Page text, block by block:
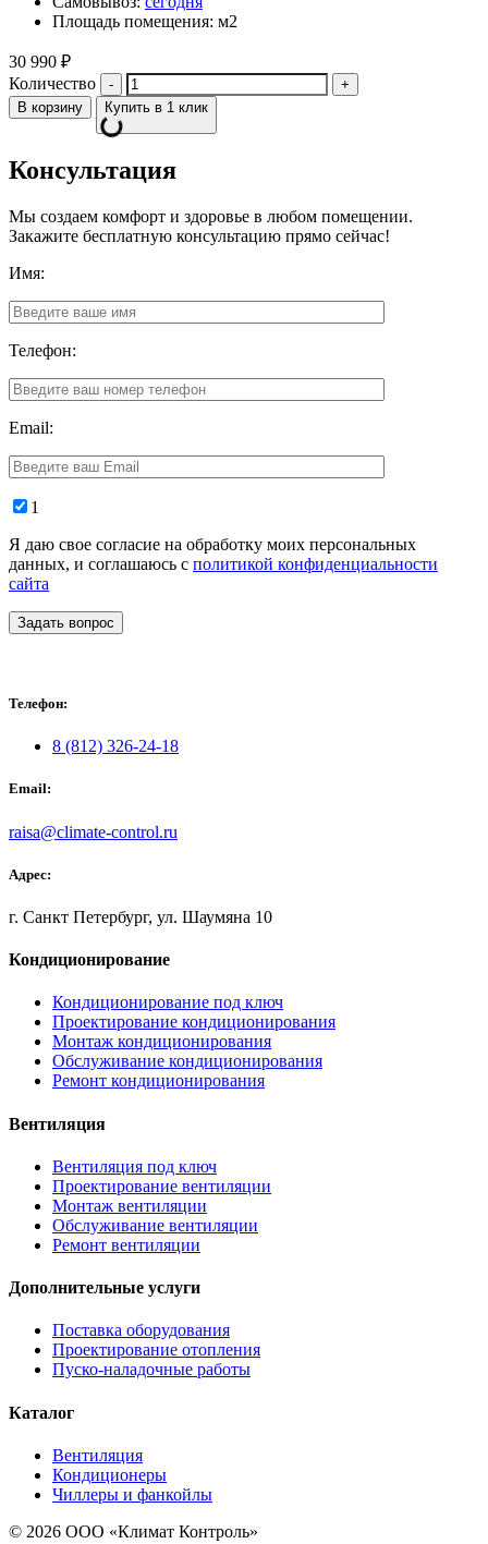
Площадь помещения: м2
30 990 ₽
Количество
В корзину Купить в 1 клик
Консультация
Мы создаем комфорт и здоровье в любом помещении.
Закажите бесплатную консультацию прямо сейчас!
Имя:
Телефон:
Email:
1
Я даю свое согласие на обработку моих персональных
данных, и соглашаюсь с политикой конфиденциальности
сайта
Задать вопрос
Телефон:
8 (812) 326-24-18
Email:
raisa@climate-control.ru
Адрес:
г. Санкт Петербург, ул. Шаумяна 10
Кондиционирование
Кондиционирование под ключ
Проектирование кондиционирования
Монтаж кондиционирования
Обслуживание кондиционирования
Ремонт кондиционирования
Вентиляция
Вентиляция под ключ
Проектирование вентиляции
Монтаж вентиляции
Обслуживание вентиляции
Ремонт вентиляции
Дополнительные услуги
Поставка оборудования
Проектирование отопления
Пуско-наладочные работы
Каталог
Вентиляция
Кондиционеры
Чиллеры и фанкойлы
© 2026 ООО «Климат Контроль»